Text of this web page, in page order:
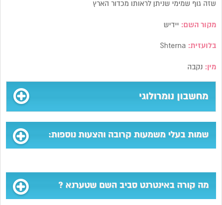
שזה גוף שמימי שניתן לראותו מכדור הארץ
מקור השם: יידיש
בלועזית:
מין: נקבה
מחשבון נומרולוגי
שמות בעלי משמעות קרובה והצעות נוספות:
מה קורה באינטרנט סביב השם שטערנא ?